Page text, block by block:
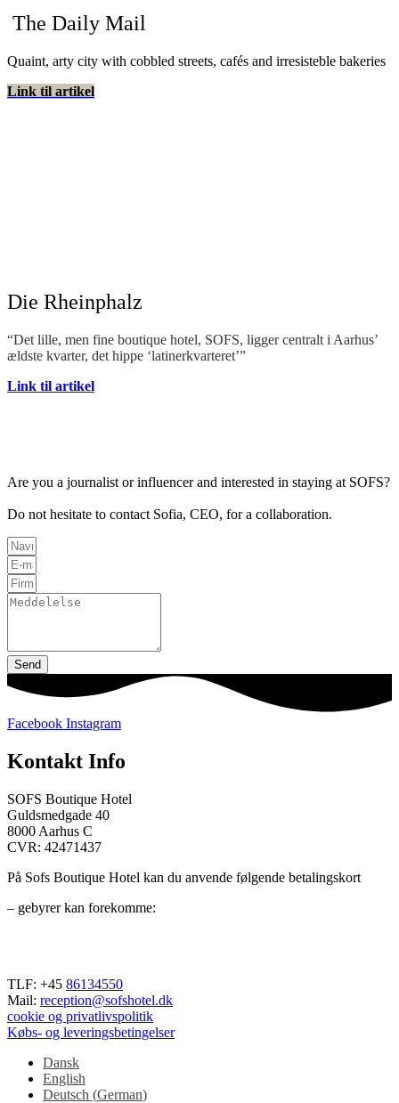
The Daily Mail
Quaint, arty city with cobbled streets, cafés and irresisteble bakeries
Link til artikel
Die Rheinphalz
“Det lille, men fine boutique hotel, SOFS, ligger centralt i Aarhus’
ældste kvarter, det hippe ‘latinerkvarteret’”
Link til artikel
Are you a journalist or influencer and interested in staying at SOFS?
Do not hesitate to contact Sofia, CEO, for a collaboration.
Send
Facebook Instagram
Kontakt Info
SOFS Boutique Hotel
Guldsmedgade 40
8000 Aarhus C
CVR: 42471437
På Sofs Boutique Hotel kan du anvende følgende betalingskort
– gebyrer kan forekomme:
TLF: +45 86134550
Mail: reception@sofshotel.dk
cookie og privatlivspolitik
Købs- og leveringsbetingelser
Dansk
English
Deutsch (German)